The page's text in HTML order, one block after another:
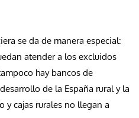
se da de manera especial:
atender a los excluidos
hay bancos de
de la España rural y la
y cajas rurales no llegan a